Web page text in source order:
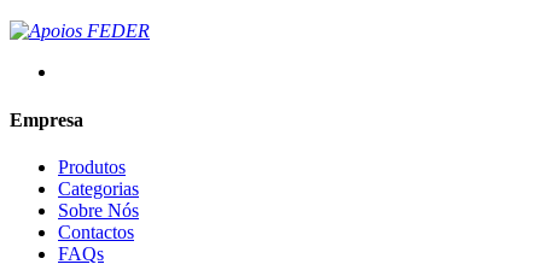
Empresa
Produtos
Categorias
Sobre Nós
Contactos
FAQs